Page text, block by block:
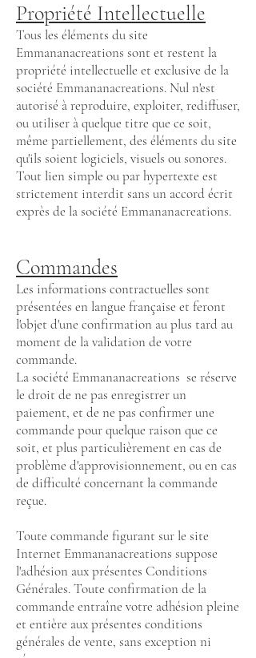
Propriété Intellectuelle
Tous les éléments du site
Emmananacreations sont et restent la
propriété intellectuelle et exclusive de la
société Emmananacreations. Nul n'est
autorisé à reproduire, exploiter, rediffuser,
ou utiliser à quelque titre que ce soit,
même partiellement, des éléments du site
qu'ils soient logiciels, visuels ou sonores.
Tout lien simple ou par hypertexte est
strictement interdit sans un accord écrit
exprès de la société Emmananacreations.
Commandes
Les informations contractuelles sont
présentées en langue française et feront
l'objet d'une confirmation au plus tard au
moment de la validation de votre
commande.
La société Emmananacreations se réserve
le droit de ne pas enregistrer un
paiement, et de ne pas confirmer une
commande pour quelque raison que ce
soit, et plus particulièrement en cas de
problème d'approvisionnement, ou en cas
de difficulté concernant la commande
reçue.
Toute commande figurant sur le site
Internet Emmananacreations suppose
l'adhésion aux présentes Conditions
Générales. Toute confirmation de la
commande entraîne votre adhésion pleine
et entière aux présentes conditions
générales de vente, sans exception ni